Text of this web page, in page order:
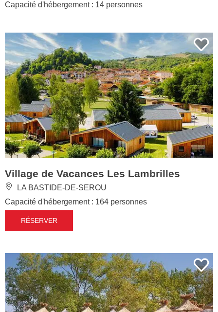
Capacité d'hébergement : 14 personnes
Village de Vacances Les Lambrilles
LA BASTIDE-DE-SEROU
Capacité d'hébergement : 164 personnes
RÉSERVER